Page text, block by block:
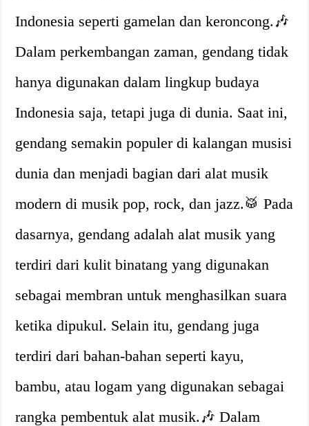
Indonesia seperti gamelan dan keroncong.🎶
Dalam perkembangan zaman, gendang tidak
hanya digunakan dalam lingkup budaya
Indonesia saja, tetapi juga di dunia. Saat ini,
gendang semakin populer di kalangan musisi
dunia dan menjadi bagian dari alat musik
modern di musik pop, rock, dan jazz.🥁 Pada
dasarnya, gendang adalah alat musik yang
terdiri dari kulit binatang yang digunakan
sebagai membran untuk menghasilkan suara
ketika dipukul. Selain itu, gendang juga
terdiri dari bahan-bahan seperti kayu,
bambu, atau logam yang digunakan sebagai
rangka pembentuk alat musik.🎶 Dalam